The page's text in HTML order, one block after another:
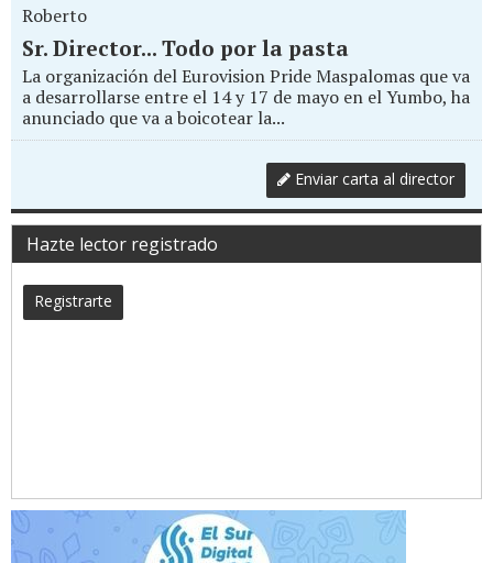
Roberto
Sr. Director... Todo por la pasta
La organización del Eurovision Pride Maspalomas que va
a desarrollarse entre el 14 y 17 de mayo en el Yumbo, ha
anunciado que va a boicotear la...
Enviar carta al director
Hazte lector registrado
Registrarte